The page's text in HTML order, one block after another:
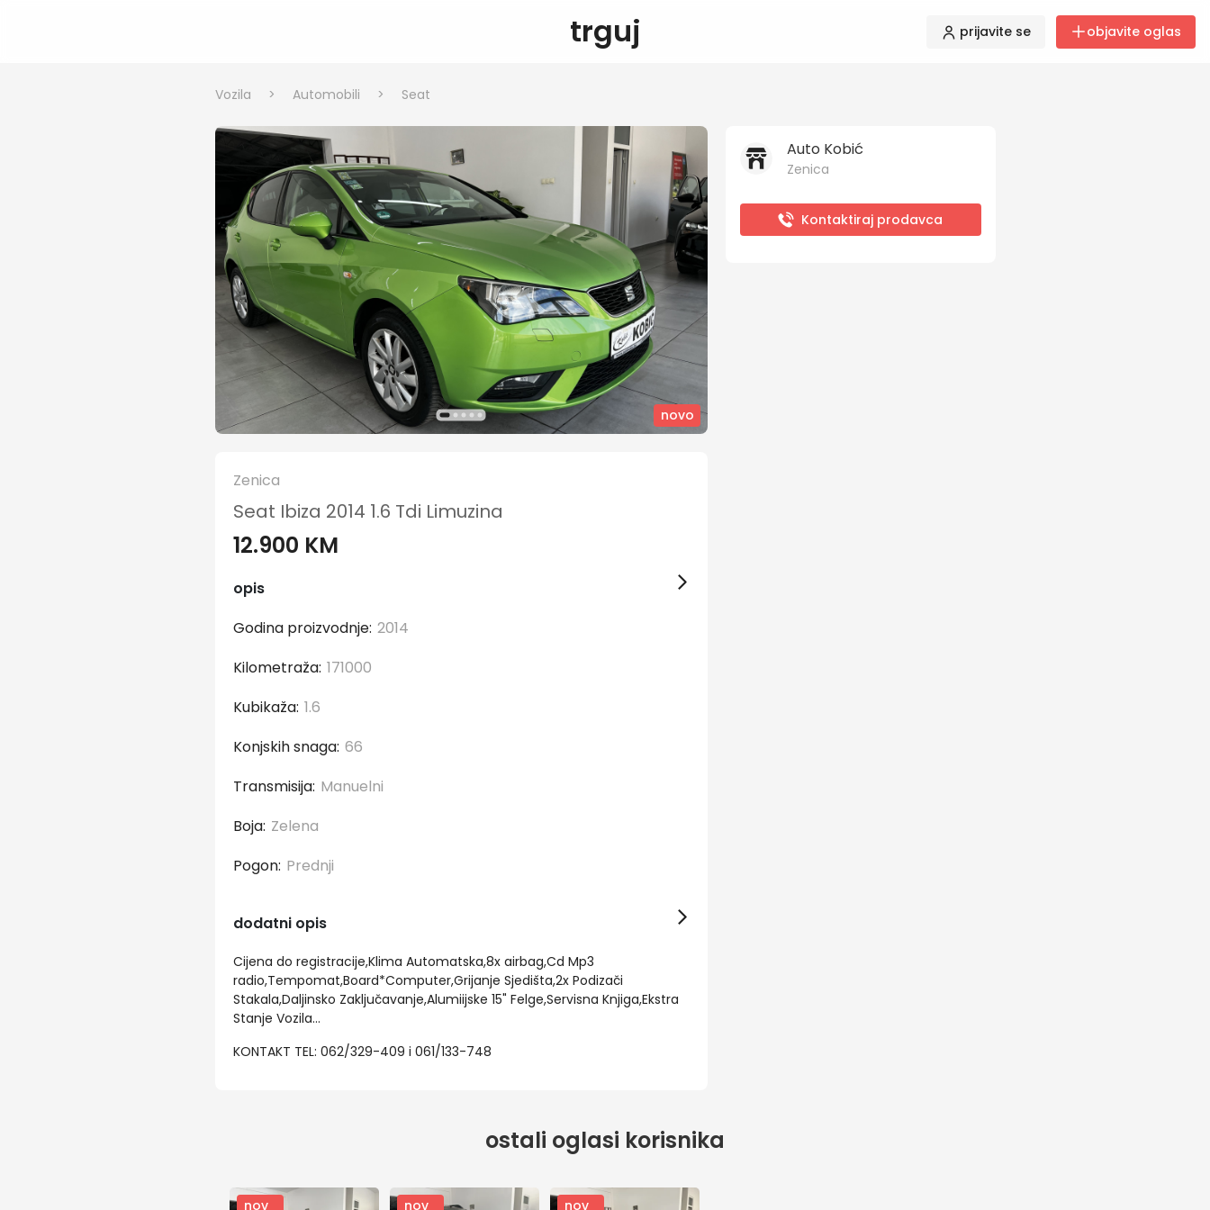
trguj prijavite se objavite oglas
Vozila > Automobili > Seat
novo
Zenica
Seat Ibiza 2014 1.6 Tdi Limuzina
12.900 KM
opis
Godina proizvodnje:
2014
Kilometraža: 171000
Kubikaža:
1.6
Konjskih snaga:
66
Transmisija:
Manuelni
Boja:
Zelena
Pogon:
Prednji
dodatni opis
Cijena do registracije,Klima Automatska,8x airbag,Cd Mp3
radio,Tempomat,Board*Computer,Grijanje Sjedišta,2x Podizači
Stakala,Daljinsko Zaključavanje,Alumiijske 15" Felge,Servisna Knjiga,Ekstra
Stanje Vozila...
KONTAKT TEL: 062/329-409 i 061/133-748
Auto Kobić
Zenica
Kontaktiraj prodavca
ostali oglasi korisnika
nov nov nov